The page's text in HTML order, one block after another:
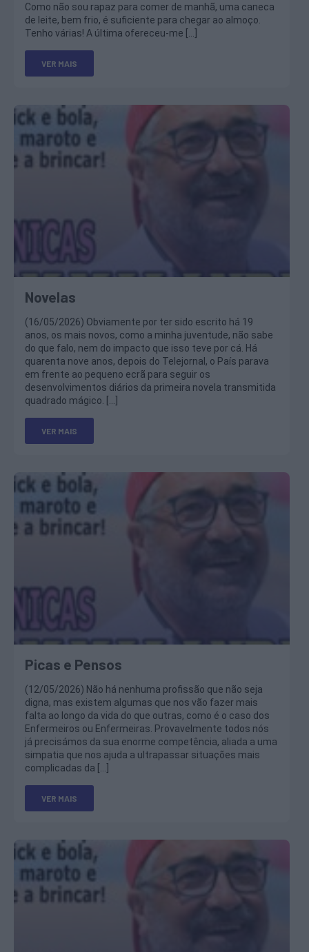
Como não sou rapaz para comer de manhã, uma caneca
de leite, bem frio, é suficiente para chegar ao almoço.
Tenho várias! A última ofereceu-me […]
VER MAIS
Novelas
(16/05/2026) Obviamente por ter sido escrito há 19
anos, os mais novos, como a minha juventude, não sabe
do que falo, nem do impacto que isso teve por cá. Há
quarenta nove anos, depois do Telejornal, o País parava
em frente ao pequeno ecrã para seguir os
desenvolvimentos diários da primeira novela transmitida
quadrado mágico. […]
VER MAIS
Picas e Pensos
(12/05/2026) Não há nenhuma profissão que não seja
digna, mas existem algumas que nos vão fazer mais
falta ao longo da vida do que outras, como é o caso dos
Enfermeiros ou Enfermeiras. Provavelmente todos nós
já precisámos da sua enorme competência, aliada a uma
simpatia que nos ajuda a ultrapassar situações mais
complicadas da […]
VER MAIS